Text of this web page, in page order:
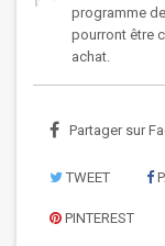
programme
pourront être
achat.
Partager sur
TWEET
PINTEREST